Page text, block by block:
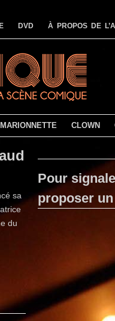
DVD À PROPOS DE
MARIONNETTE CLOWN
sa
du
Pour
proposer